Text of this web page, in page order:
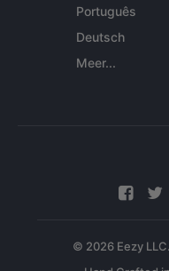
Português
Deutsch
Meer...
© 2026 Eezy